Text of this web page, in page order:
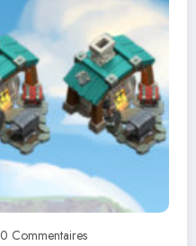
0 Commentaires